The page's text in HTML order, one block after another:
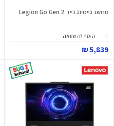
מחשב גיימינג נייד Legion Go Gen 2
הוסף להשוואה
5,839 ₪